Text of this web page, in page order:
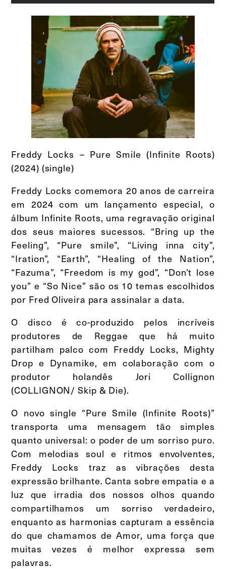
Freddy Locks – Pure Smile (Infinite Roots)
(2024) (single)
Freddy Locks comemora 20 anos de carreira
em 2024 com um lançamento especial, o
álbum Infinite Roots, uma regravação original
dos seus maiores sucessos. “Bring up the
Feeling”, “Pure smile”, “Living inna city”,
“Iration”, “Earth”, “Healing of the Nation”,
“Fazuma”, “Freedom is my god”, “Don’t lose
you” e “So Nice” são os 10 temas escolhidos
por Fred Oliveira para assinalar a data.
O disco é co-produzido pelos incríveis
produtores de Reggae que há muito
partilham palco com Freddy Locks, Mighty
Drop e Dynamike, em colaboração com o
produtor holandês Jori Collignon
(COLLIGNON/ Skip & Die).
O novo single “Pure Smile (Infinite Roots)”
transporta uma mensagem tão simples
quanto universal: o poder de um sorriso puro.
Com melodias soul e ritmos envolventes,
Freddy Locks traz as vibrações desta
expressão brilhante. Canta sobre empatia e a
luz que irradia dos nossos olhos quando
compartilhamos um sorriso verdadeiro,
enquanto as harmonias capturam a essência
do que chamamos de Amor, uma força que
muitas vezes é melhor expressa sem
palavras.